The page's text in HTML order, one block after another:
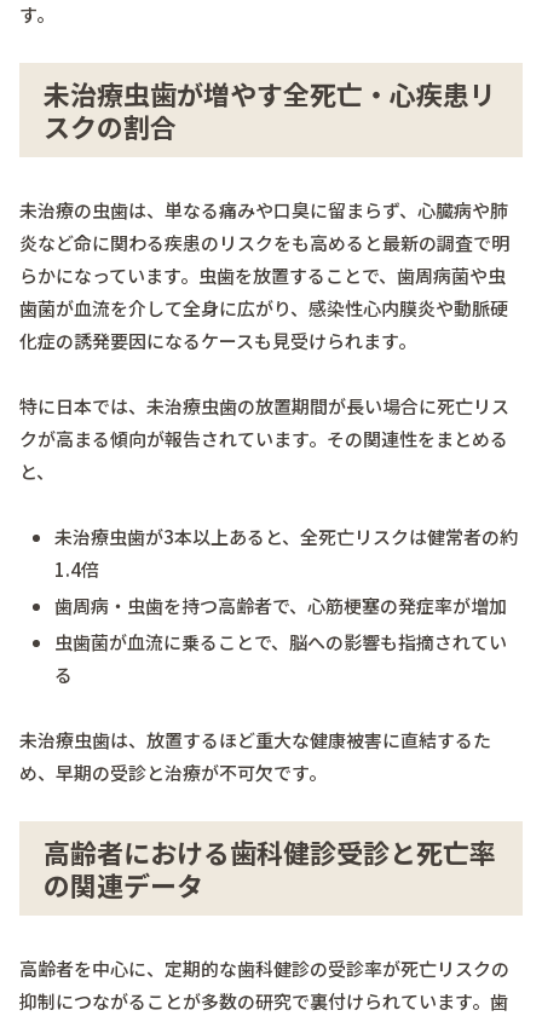
す。
未治療虫歯が増やす全死亡・心疾患リ
スクの割合
未治療の虫歯は、単なる痛みや口臭に留まらず、心臓病や肺
炎など命に関わる疾患のリスクをも高めると最新の調査で明
らかになっています。虫歯を放置することで、歯周病菌や虫
歯菌が血流を介して全身に広がり、感染性心内膜炎や動脈硬
化症の誘発要因になるケースも見受けられます。
特に日本では、未治療虫歯の放置期間が長い場合に死亡リス
クが高まる傾向が報告されています。その関連性をまとめる
と、
未治療虫歯が3本以上あると、全死亡リスクは健常者の約
1.4倍
歯周病・虫歯を持つ高齢者で、心筋梗塞の発症率が増加
虫歯菌が血流に乗ることで、脳への影響も指摘されてい
る
未治療虫歯は、放置するほど重大な健康被害に直結するた
め、早期の受診と治療が不可欠です。
高齢者における歯科健診受診と死亡率
の関連データ
高齢者を中心に、定期的な歯科健診の受診率が死亡リスクの
抑制につながることが多数の研究で裏付けられています。歯